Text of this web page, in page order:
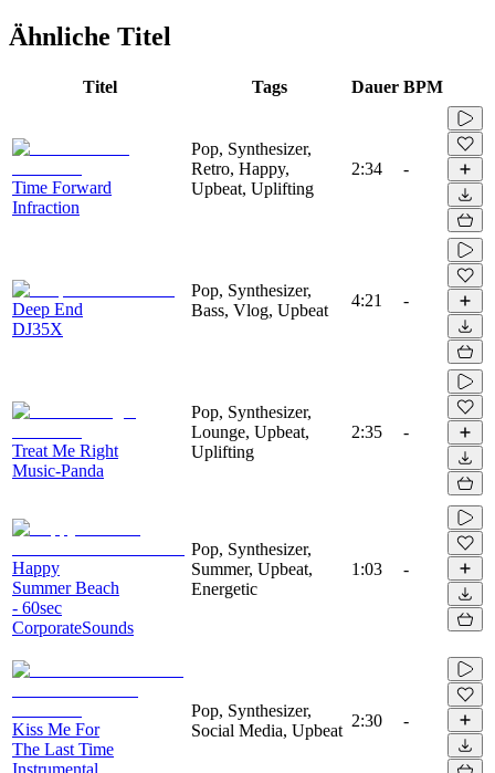
Ähnliche Titel
Titel Tags Dauer BPM
Time Forward
Infraction
Pop, Synthesizer,
Retro, Happy,
Upbeat, Uplifting
2:34 -
Deep End
DJ35X
Pop, Synthesizer,
Bass, Vlog, Upbeat
4:21 -
Treat Me Right
Music-Panda
Pop, Synthesizer,
Lounge, Upbeat,
Uplifting
2:35 -
Happy
Summer Beach
- 60sec
CorporateSounds
Pop, Synthesizer,
Summer, Upbeat,
Energetic
1:03 -
Kiss Me For
The Last Time
Instrumental
Pop, Synthesizer,
Social Media, Upbeat
2:30 -